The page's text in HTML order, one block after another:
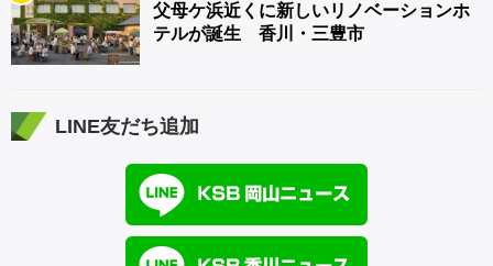
父母ケ浜近くに新しいリノベーションホ
テルが誕生 香川・三豊市
LINE友だち追加